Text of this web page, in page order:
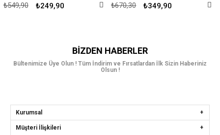
₺249,90
₺549,90 ₺349,90
₺670,30
BIZDEN HABERLER
Bültenimize Üye Olun ! Tüm İndirim ve Fırsatlardan İlk Sizin Haberiniz
Olsun !
Kurumsal
Müşteri İlişkileri